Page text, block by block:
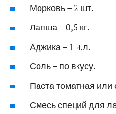
Морковь – 2 шт.
Лапша – 0,5 кг.
Аджика – 1 ч.л.
Соль – по вкусу.
Паста томатная или
Смесь специй для